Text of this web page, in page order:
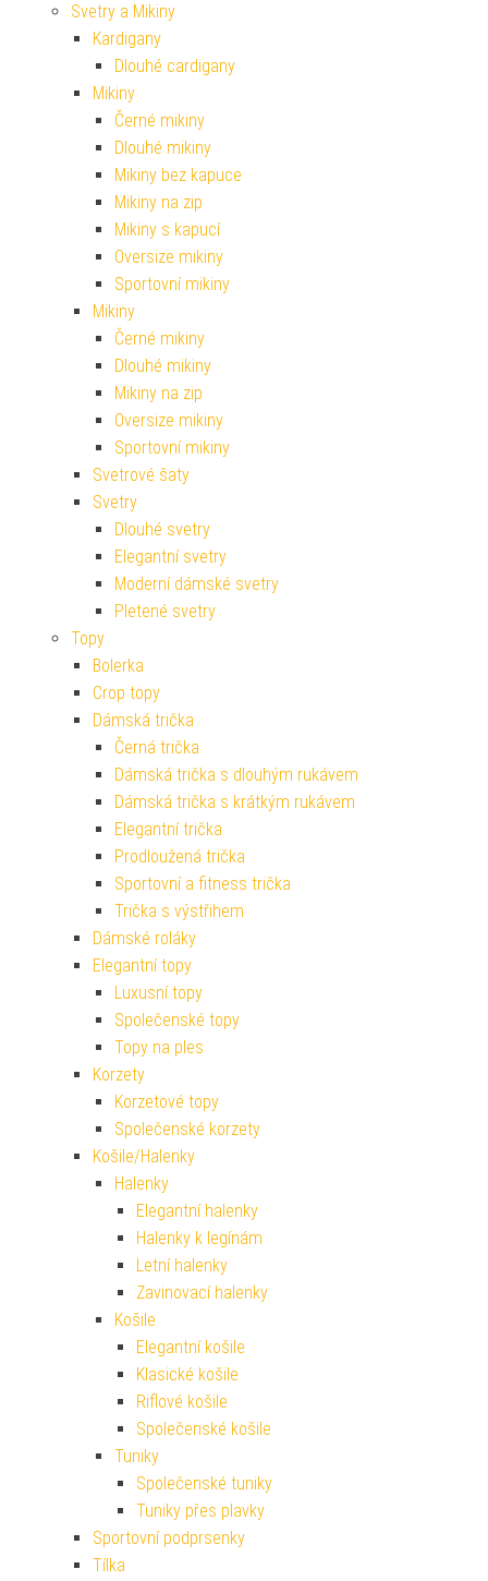
Svetry a Mikiny
Kardigany
Dlouhé cardigany
Mikiny
Černé mikiny
Dlouhé mikiny
Mikiny bez kapuce
Mikiny na zip
Mikiny s kapucí
Oversize mikiny
Sportovní mikiny
Mikiny
Černé mikiny
Dlouhé mikiny
Mikiny na zip
Oversize mikiny
Sportovní mikiny
Svetrové šaty
Svetry
Dlouhé svetry
Elegantní svetry
Moderní dámské svetry
Pletené svetry
Topy
Bolerka
Crop topy
Dámská trička
Černá trička
Dámská trička s dlouhým rukávem
Dámská trička s krátkým rukávem
Elegantní trička
Prodloužená trička
Sportovní a fitness trička
Trička s výstřihem
Dámské roláky
Elegantní topy
Luxusní topy
Společenské topy
Topy na ples
Korzety
Korzetové topy
Společenské korzety
Košile/Halenky
Halenky
Elegantní halenky
Halenky k legínám
Letní halenky
Zavinovací halenky
Košile
Elegantní košile
Klasické košile
Riflové košile
Společenské košile
Tuniky
Společenské tuniky
Tuniky přes plavky
Sportovní podprsenky
Tílka